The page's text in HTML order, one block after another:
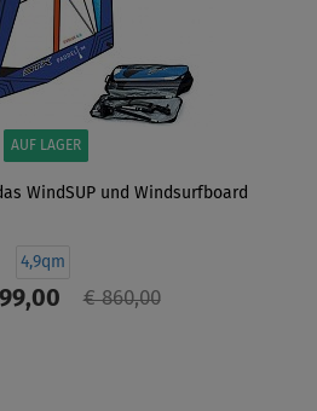
AUF LAGER
WindSUP und Windsurfboard
4,9qm
€ 860,00